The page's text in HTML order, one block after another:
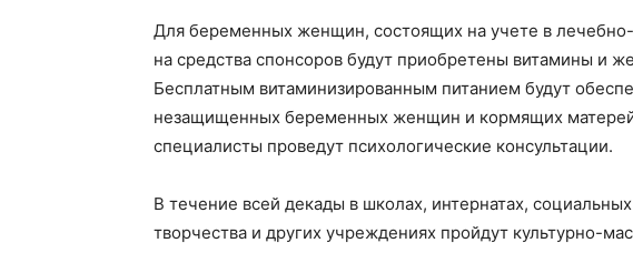
Для беременных женщин, состоящих на учете в
на средства спонсоров будут приобретены витамины и
Бесплатным витаминизированным питанием будут
незащищенных беременных женщин и кормящих
специалисты проведут психологические консультации.
В течение всей декады в школах, интернатах,
творчества и других учреждениях пройдут культурно-